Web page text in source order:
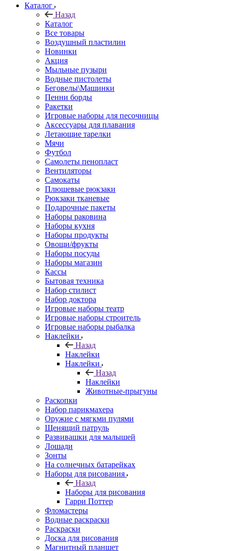
Каталог
Назад
Каталог
Все товары
Воздушный пластилин
Новинки
Акция
Мыльные пузыри
Водные пистолеты
Беговелы\Машинки
Пенни борды
Ракетки
Игровые наборы для песочницы
Аксессуары для плавания
Летающие тарелки
Мячи
Футбол
Самолеты пенопласт
Вентиляторы
Самокаты
Плюшевые рюкзаки
Рюкзаки тканевые
Подарочные пакеты
Наборы раковина
Наборы кухня
Наборы продукты
Овощи/фрукты
Наборы посуды
Наборы магазин
Кассы
Бытовая техника
Набор стилист
Набор доктора
Игровые наборы театр
Игровые наборы строитель
Игровые наборы рыбалка
Наклейки
Назад
Наклейки
Наклейки
Назад
Наклейки
Животные-прыгуны
Раскопки
Набор парикмахера
Оружие с мягкми пулями
Щенящий патруль
Развивашки для малышей
Лошади
Зонты
На солнечных батарейках
Наборы для рисования
Назад
Наборы для рисования
Гарри Поттер
Фломастеры
Водные раскраски
Раскраски
Доска для рисования
Магнитный планшет